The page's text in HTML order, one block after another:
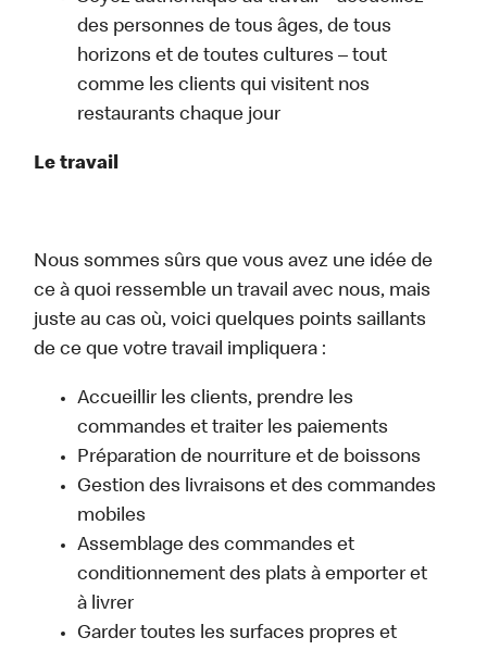
des personnes de tous âges, de tous
horizons et de toutes cultures – tout
comme les clients qui visitent nos
restaurants chaque jour
Le travail
Nous sommes sûrs que vous avez une idée de
ce à quoi ressemble un travail avec nous, mais
juste au cas où, voici quelques points saillants
de ce que votre travail impliquera :
Accueillir les clients, prendre les
commandes et traiter les paiements
Préparation de nourriture et de boissons
Gestion des livraisons et des commandes
mobiles
Assemblage des commandes et
conditionnement des plats à emporter et
à livrer
Garder toutes les surfaces propres et